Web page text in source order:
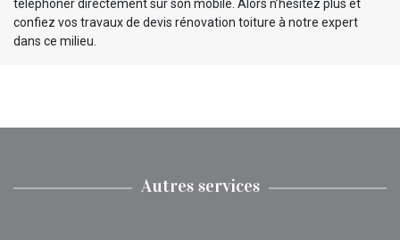
téléphoner directement sur son mobile. Alors n’hésitez plus et
confiez vos travaux de devis rénovation toiture à notre expert
dans ce milieu.
Autres services